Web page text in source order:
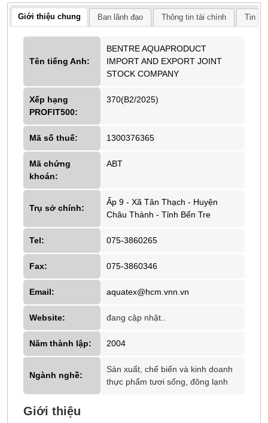
Giới thiệu chung Ban lãnh đạo Thông tin tài chính Tin
Tên tiếng Anh:
BENTRE AQUAPRODUCT
IMPORT AND EXPORT JOINT
STOCK COMPANY
Xếp hạng
PROFIT500:
370(B2/2025)
Mã số thuế: 1300376365
Mã chứng
khoán:
ABT
Trụ sở chính:
Ấp 9 - Xã Tân Thạch - Huyện
Châu Thành - Tỉnh Bến Tre
Tel: 075-3860265
Fax: 075-3860346
Email: aquatex@hcm.vnn.vn
Website: đang cập nhật..
Năm thành lập: 2004
Ngành nghề:
Sản xuất, chế biến và kinh doanh
thực phẩm tươi sống, đông lạnh
Giới thiệu